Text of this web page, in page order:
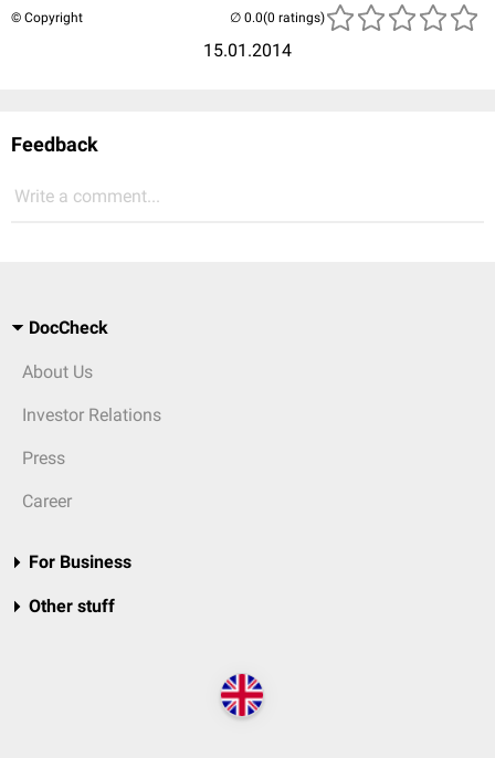
© Copyright
15.01.2014
(0 ratings)
Feedback
Write a comment...
DocCheck
About Us
Investor Relations
Press
Career
For Business
Other stuff